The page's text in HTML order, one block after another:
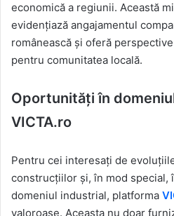
economică a regiunii. Această
evidențiază angajamentul
românească și oferă
pentru comunitatea locală.
Oportunități în
VICTA.ro
Pentru cei interesați de
construcțiilor și, în mod special,
domeniul industrial, platforma
valoroase. Aceasta nu doar